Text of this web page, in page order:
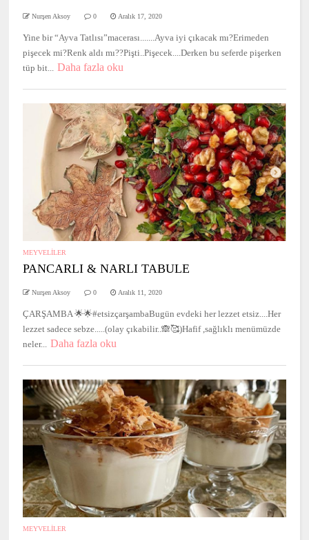
Nurşen Aksoy 0 Aralık 17, 2020
Yine bir “Ayva Tatlısı”macerası.......Ayva iyi çıkacak mı?Erimeden
pişecek mi?Renk aldı mı??Pişti..Pişecek....Derken bu seferde pişerken
tüp bit... Daha fazla oku
MEYVELİLER
PANCARLI & NARLI TABULE
Nurşen Aksoy 0 Aralık 11, 2020
ÇARŞAMBA 🌟🌟#etsizçarşambaBugün evdeki her lezzet etsiz....Her
lezzet sadece sebze.....(olay çıkabilir..🙈🥰)Hafif ,sağlıklı menümüzde
neler... Daha fazla oku
MEYVELİLER